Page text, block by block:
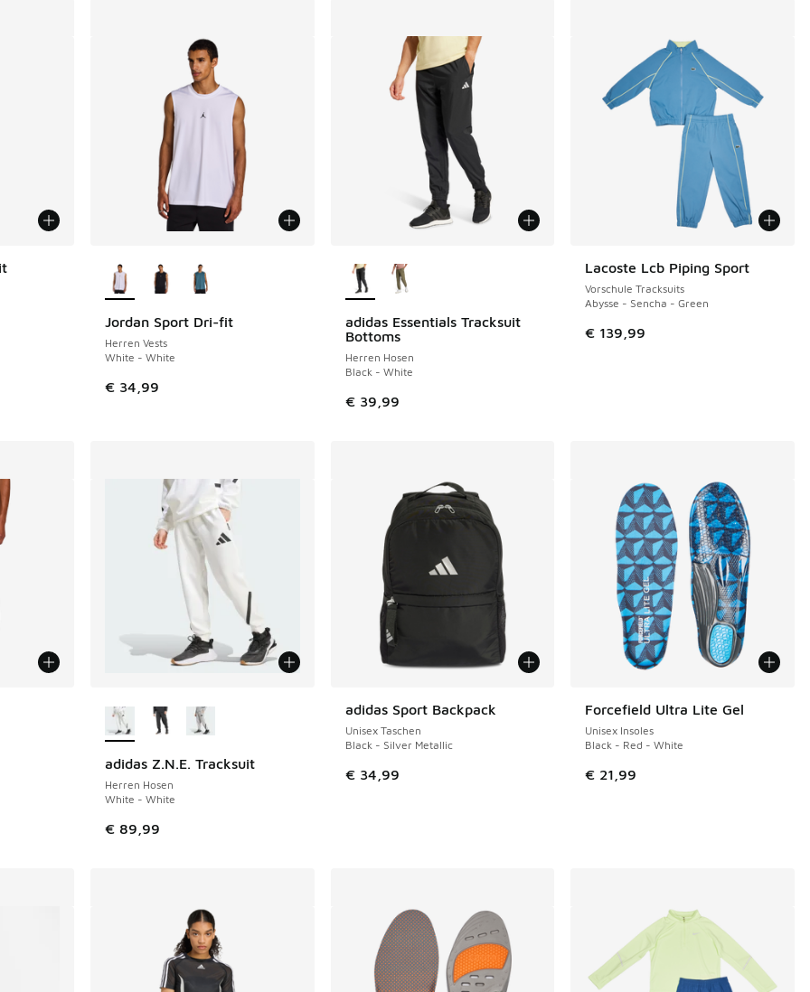
Jordan Sport Dri-fit
Herren Vests
White - White
€ 34,99
adidas Essentials Tracksuit
Bottoms
Herren Hosen
Black - White
€ 39,99
Lacoste Lcb Piping Sport
Vorschule Tracksuits
Abysse - Sencha - Green
€ 139,99
Der Preis ist von € 64,99 auf € 40,00 gefallen
adidas Z.N.E. Tracksuit
Herren Hosen
White - White
€ 89,99
adidas Sport Backpack
Unisex Taschen
Black - Silver Metallic
€ 34,99
Forcefield Ultra Lite Gel
Unisex Insoles
Black - Red - White
€ 21,99